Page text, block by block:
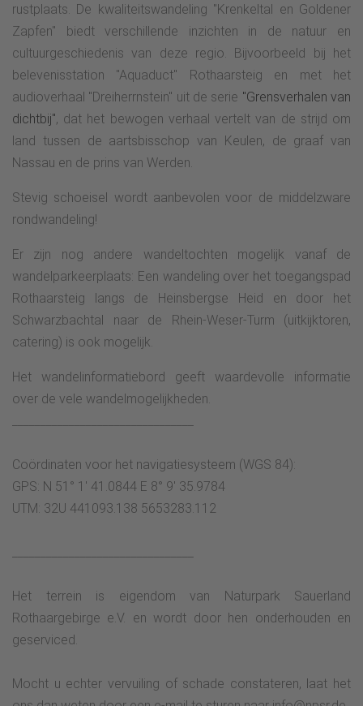
rustplaats. De kwaliteitswandeling "Krenkeltal en Goldener
Zapfen" biedt verschillende inzichten in de natuur en
cultuurgeschiedenis van deze regio. Bijvoorbeeld bij het
belevenisstation "Aquaduct" Rothaarsteig en met het
audioverhaal "Dreiherrnstein" uit de serie "Grensverhalen van
dichtbij", dat het bewogen verhaal vertelt van de strijd om
land tussen de aartsbisschop van Keulen, de graaf van
Nassau en de prins van Werden.
Stevig schoeisel wordt aanbevolen voor de middelzware
rondwandeling!
Er zijn nog andere wandeltochten mogelijk vanaf de
wandelparkeerplaats: Een wandeling over het toegangspad
Rothaarsteig langs de Heinsbergse Heid en door het
Schwarzbachtal naar de Rhein-Weser-Turm (uitkijktoren,
catering) is ook mogelijk.
Het wandelinformatiebord geeft waardevolle informatie
over de vele wandelmogelijkheden.
Coördinaten voor het navigatiesysteem (WGS 84):
GPS: N 51° 1' 41.0844 E 8° 9' 35.9784
UTM: 32U 441093.138 5653283.112
Het terrein is eigendom van Naturpark Sauerland
Rothaargebirge e.V. en wordt door hen onderhouden en
geserviced.
Mocht u echter vervuiling of schade constateren, laat het